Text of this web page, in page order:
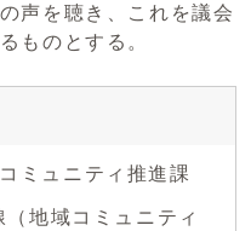
声を聴き、これを議会
ものとする。
ミュニティ推進課
地域コミュニティ